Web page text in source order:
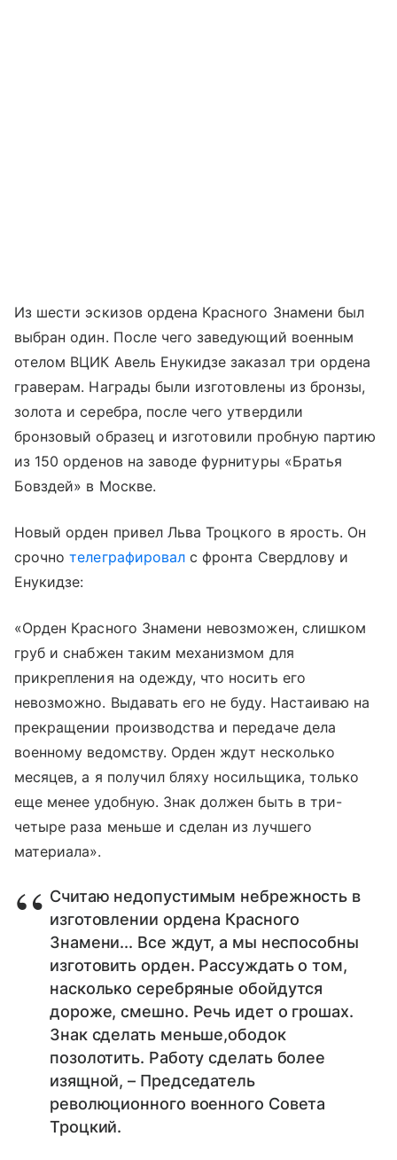
Из шести эскизов ордена Красного Знамени был
выбран один. После чего заведующий военным
отелом ВЦИК Авель Енукидзе заказал три ордена
граверам. Награды были изготовлены из бронзы,
золота и серебра, после чего утвердили
бронзовый образец и изготовили пробную партию
из 150 орденов на заводе фурнитуры «Братья
Бовздей» в Москве.
Новый орден привел Льва Троцкого в ярость. Он
срочнотелеграфировал с фронта Свердлову и
Енукидзе:
«Орден Красного Знамени невозможен, слишком
груб и снабжен таким механизмом для
прикрепления на одежду, что носить его
невозможно. Выдавать его не буду. Настаиваю на
прекращении производства и передаче дела
военному ведомству. Орден ждут несколько
месяцев, а я получил бляху носильщика, только
еще менее удобную. Знак должен быть в три-
четыре раза меньше и сделан из лучшего
материала».
Считаю недопустимым небрежность в
изготовлении ордена Красного
Знамени... Все ждут, а мы неспособны
изготовить орден. Рассуждать о том,
насколько серебряные обойдутся
дороже, смешно. Речь идет о грошах.
Знак сделать меньше,ободок
позолотить. Работу сделать более
изящной, – Председатель
революционного военного Совета
Троцкий.